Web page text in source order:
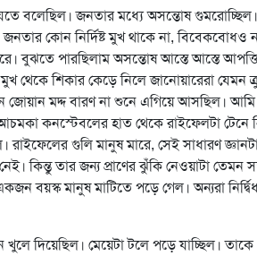
বলেছিল। জনতার মধ্যে অসন্তোষ
কোন নির্দিষ্ট মুখ থাকে না, বিবেকবোধও
বুঝতে পারছিলাম অসন্তোষ আস্তে আস্তে
থেকে শিকার কেড়ে নিলে জানোয়ারেরা যেমন
মদ্দ বারণ না শুনে এগিয়ে আসছিল।
কনস্টেবলের হাত থেকে রাইফেলটা টেনে
রাইফেলের গুলি মানুষ মারে, সেই সাধারণ
কিন্তু তার জন্য প্রাণের ঝুঁকি নেওয়াটা তেমন
বয়স্ক মানুষ মাটিতে পড়ে গেল। অন্যরা
দিয়েছিল। মেয়েটা টলে পড়ে যাচ্ছিল।